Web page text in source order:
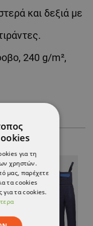
και δεξιά με
240 g/m²,
για τη
χρηστών.
μας, παρέχετε
τα cookies
για τα cookies.